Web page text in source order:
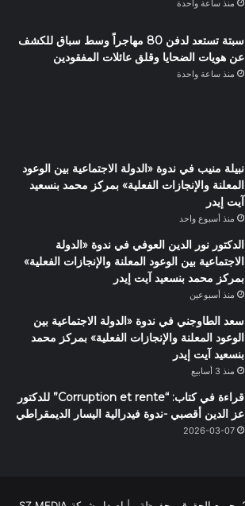
منذ ساعة واحدة
سبتة تستعد لدفن 80 مهاجراً وسط سباق للكشف
عن هويات الضحايا وقلق عائلات المفقودين
منذ ساعة واحدة
نبيلة منيب في ندوة «الدولة الاجتماعية بين الوعود
المعلنة والإنجازات الفعلية» بمركز محمد بنسعيد
آيت إيدر
منذ أسبوع واحد
الدكتور نور الدين العوفي في ندوة «الدولة
الاجتماعية بين الوعود المعلنة والإنجازات الفعلية»
بمركز محمد بنسعيد آيت إيدر
منذ أسبوعين
سعد الطاوجني في ندوة «الدولة الاجتماعية بين
الوعود المعلنة والإنجازات الفعلية» بمركز محمد
بنسعيد آيت إيدر
منذ 3 أسابيع
قراءة في كتاب: “Corruption et rente” للدكتور
عز الدين أقصبي -ندوة فيدرالية اليسار الديمقراطي
2026-03-07